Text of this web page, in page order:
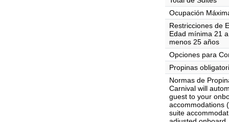
Ocupación
Restricciones de
Edad mínima 21
menos 25 años
Opciones para
Propinas
Normas de
Carnival will
guest to your
accommodations
suite